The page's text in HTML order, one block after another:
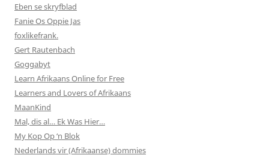
Eben se skryfblad
Fanie Os Oppie Jas
foxlikefrank.
Gert Rautenbach
Goggabyt
Learn Afrikaans Online for Free
Learners and Lovers of Afrikaans
MaanKind
Mal, dis al… Ek Was Hier…
My Kop Op ‘n Blok
Nederlands vir (Afrikaanse) dommies